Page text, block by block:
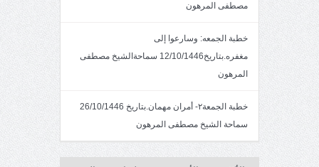
مصطفى المرهون
خطبة الجمعه: وسارعوا إلى
مغفره.بتاريخ12/10/1446 سماحةالشيخ مصطفى
المرهون
خطبة الجمعة٢- أمران مهمان.بتاريخ 26/10/1446
سماحة الشيخ مصطفى المرهون